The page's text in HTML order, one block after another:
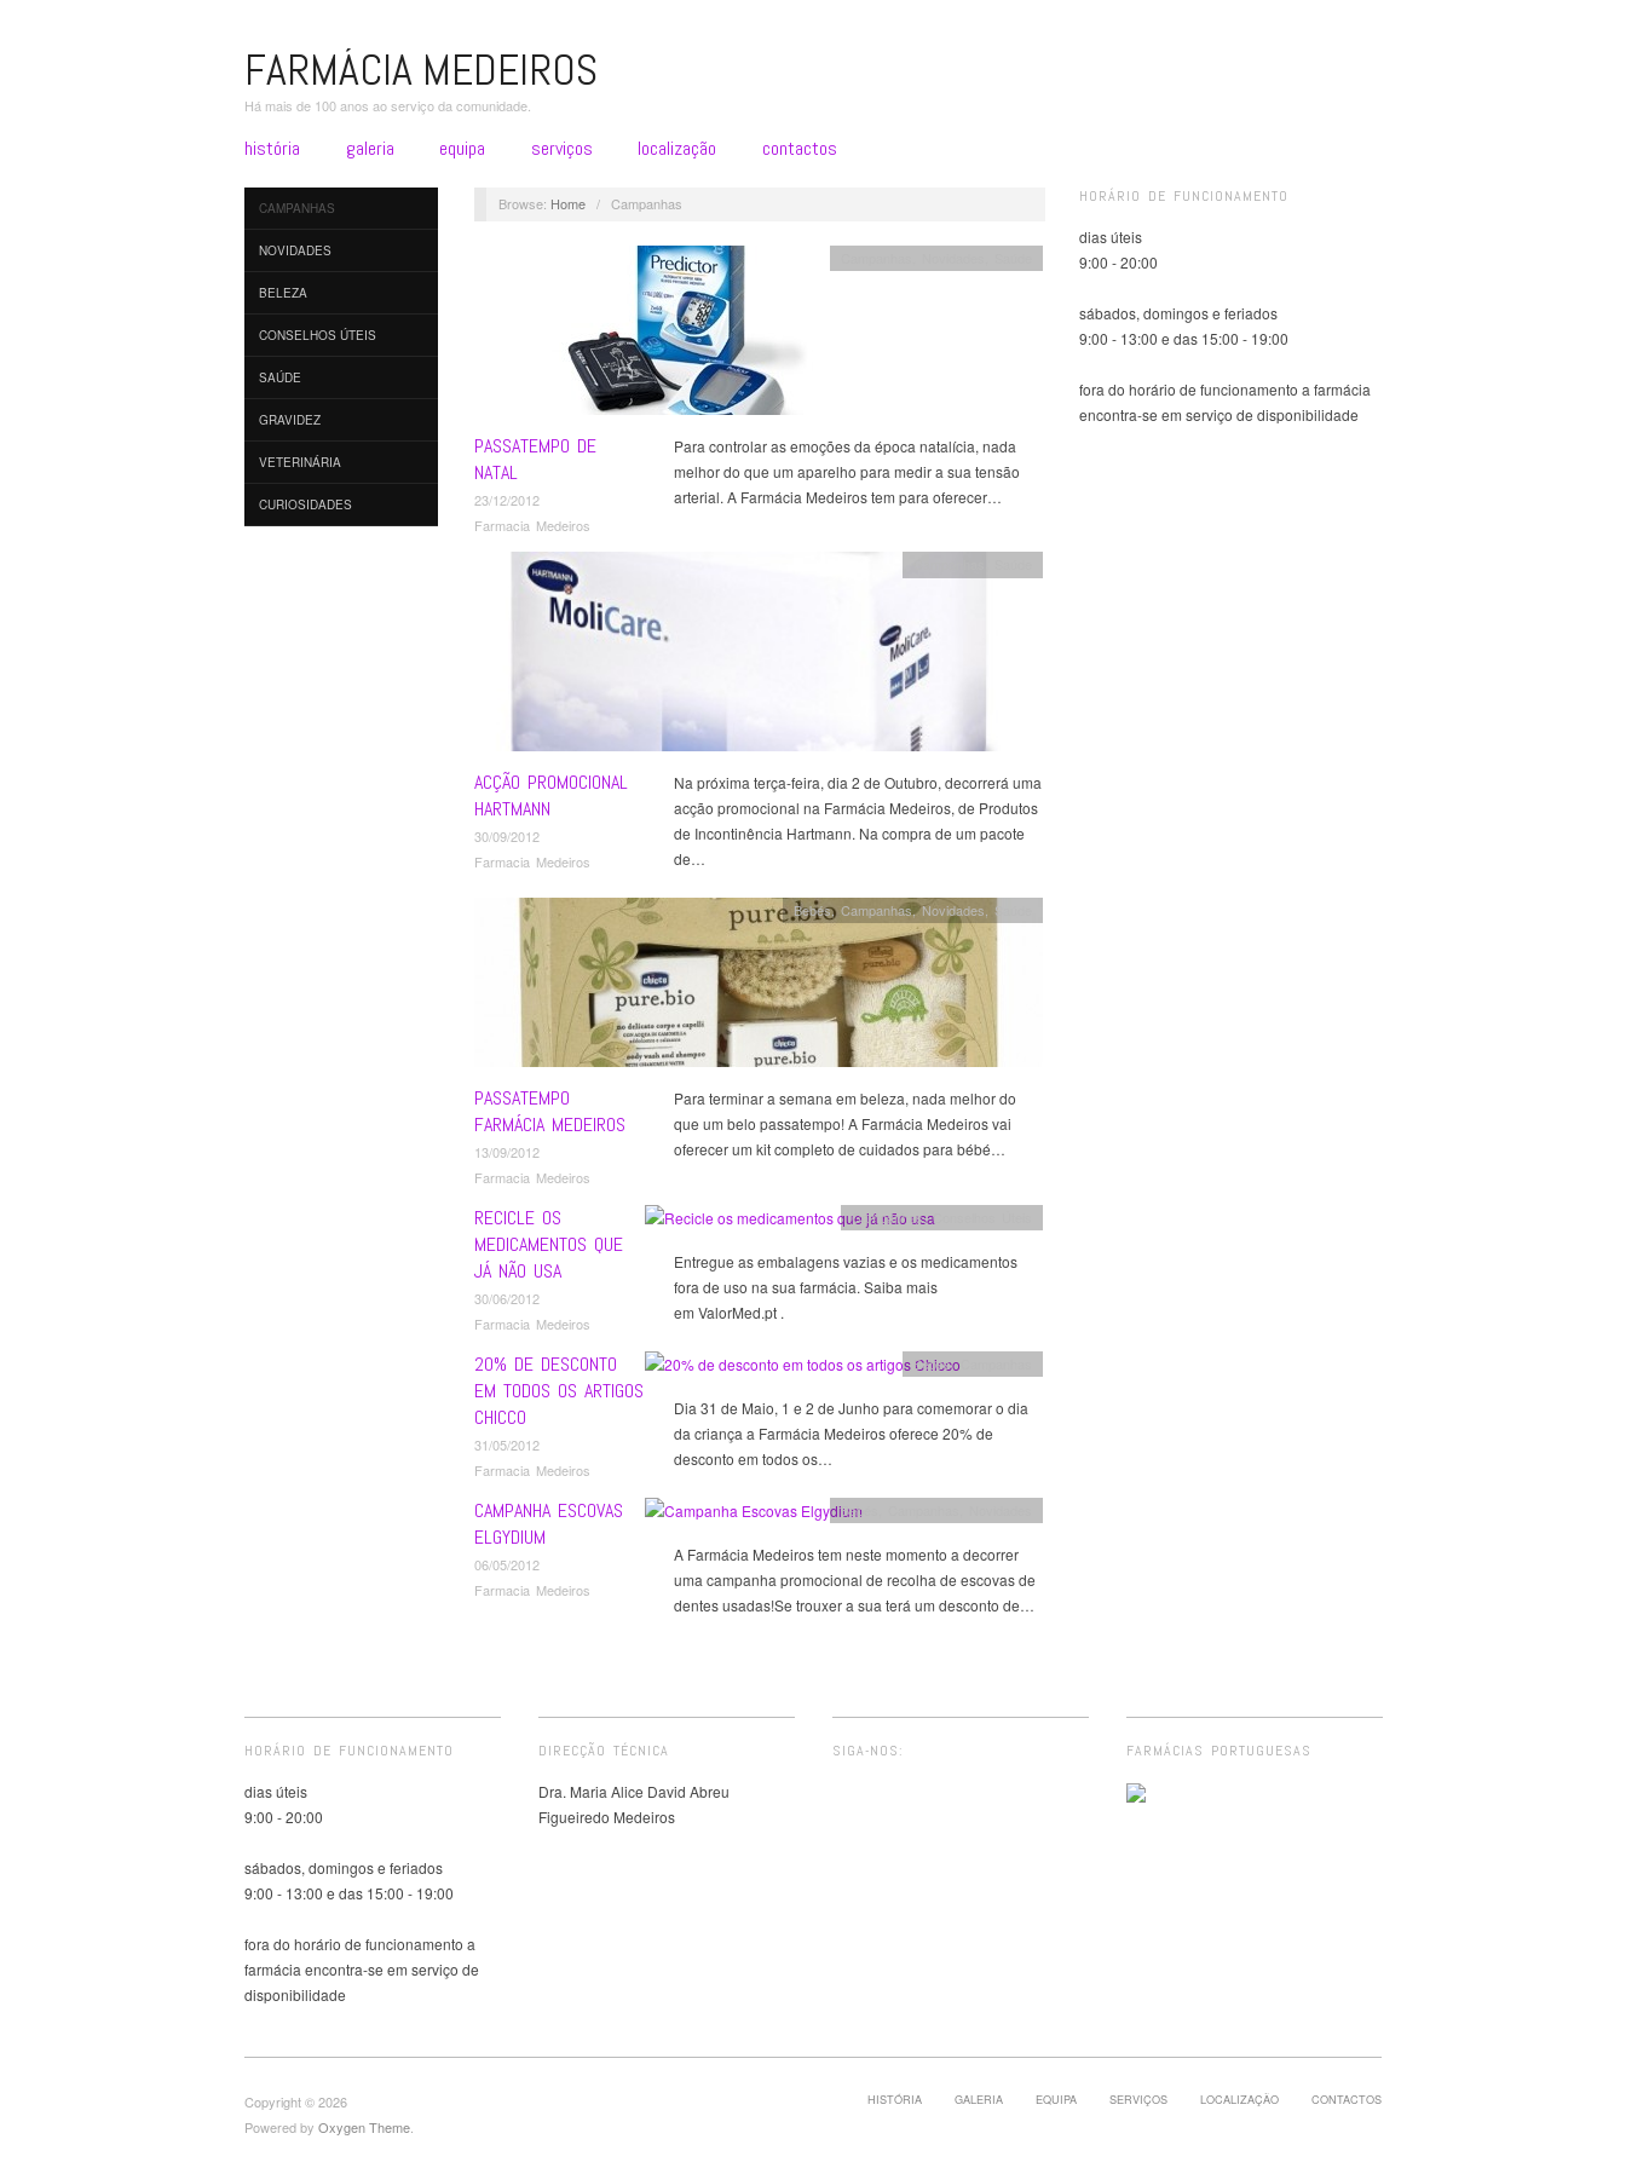
FARMÁCIA MEDEIROS
Há mais de 100 anos ao serviço da comunidade.
história galeria equipa serviços localização contactos
CAMPANHAS
NOVIDADES
BELEZA
CONSELHOS ÚTEIS
SAÚDE
GRAVIDEZ
VETERINÁRIA
CURIOSIDADES
Browse: Home / Campanhas
PASSATEMPO DE
NATAL
23/12/2012
Farmacia Medeiros
Para controlar as emoções da época natalícia, nada
melhor do que um aparelho para medir a sua tensão
arterial. A Farmácia Medeiros tem para oferecer…
ACÇÃO PROMOCIONAL
HARTMANN
30/09/2012
Farmacia Medeiros
Na próxima terça-feira, dia 2 de Outubro, decorrerá uma
acção promocional na Farmácia Medeiros, de Produtos
de Incontinência Hartmann. Na compra de um pacote
de…
PASSATEMPO
FARMÁCIA MEDEIROS
13/09/2012
Farmacia Medeiros
Bebés,Campanhas,Novidades ,Saúde
Para terminar a semana em beleza, nada melhor do
que um belo passatempo! A Farmácia Medeiros vai
oferecer um kit completo de cuidados para bébé…
RECICLE OS
MEDICAMENTOS QUE
JÁ NÃO USA
30/06/2012
Farmacia Medeiros
Campanhas,Conselhos Úteis
Entregue as embalagens vazias e os medicamentos
fora de uso na sua farmácia. Saiba mais
em ValorMed.pt .
20% DE DESCONTO
EM TODOS OS ARTIGOS
CHICCO
31/05/2012
Farmacia Medeiros
Bebés,
Dia 31 de Maio, 1 e 2 de Junho para comemorar o dia
da criança a Farmácia Medeiros oferece 20% de
desconto em todos os…
CAMPANHA ESCOVAS
ELGYDIUM
06/05/2012
Farmacia Medeiros
Bebés
A Farmácia Medeiros tem neste momento a decorrer
uma campanha promocional de recolha de escovas de
dentes usadas!Se trouxer a sua terá um desconto de…
HORÁRIO DE FUNCIONAMENTO
dias úteis
9:00 - 20:00
sábados, domingos e feriados
9:00 - 13:00 e das 15:00 - 19:00
fora do horário de funcionamento a farmácia
encontra-se em serviço de disponibilidade
HORÁRIO DE FUNCIONAMENTO
dias úteis
9:00 - 20:00
sábados, domingos e feriados
9:00 - 13:00 e das 15:00 - 19:00
fora do horário de funcionamento a
farmácia encontra-se em serviço de
disponibilidade
DIRECÇÃO TÉCNICA
Dra. Maria Alice David Abreu
Figueiredo Medeiros
SIGA-NOS: FARMÁCIAS PORTUGUESAS
Copyright © 2026
Powered by Oxygen Theme
HISTÓRIA GALERIA EQUIPA SERVIÇOS LOCALIZAÇÃO CONTACTOS